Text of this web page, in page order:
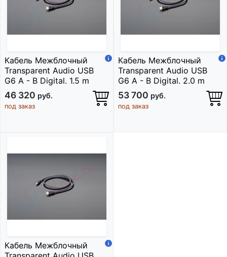
Кабель Межблочный
Transparent Audio USB
G6 A - B Digital. 1.5 m
46 320 руб.
под заказ
Кабель Межблочный
Transparent Audio USB
G6 A - B Digital. 2.0 m
53 700 руб.
под заказ
Кабель Межблочный